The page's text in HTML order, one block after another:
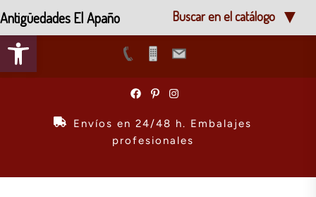
Abrir barra de herramientas
Envíos en 24/48 h. Embalajes
profesionales
Antigüedades El Apaño Buscar en el catálogo